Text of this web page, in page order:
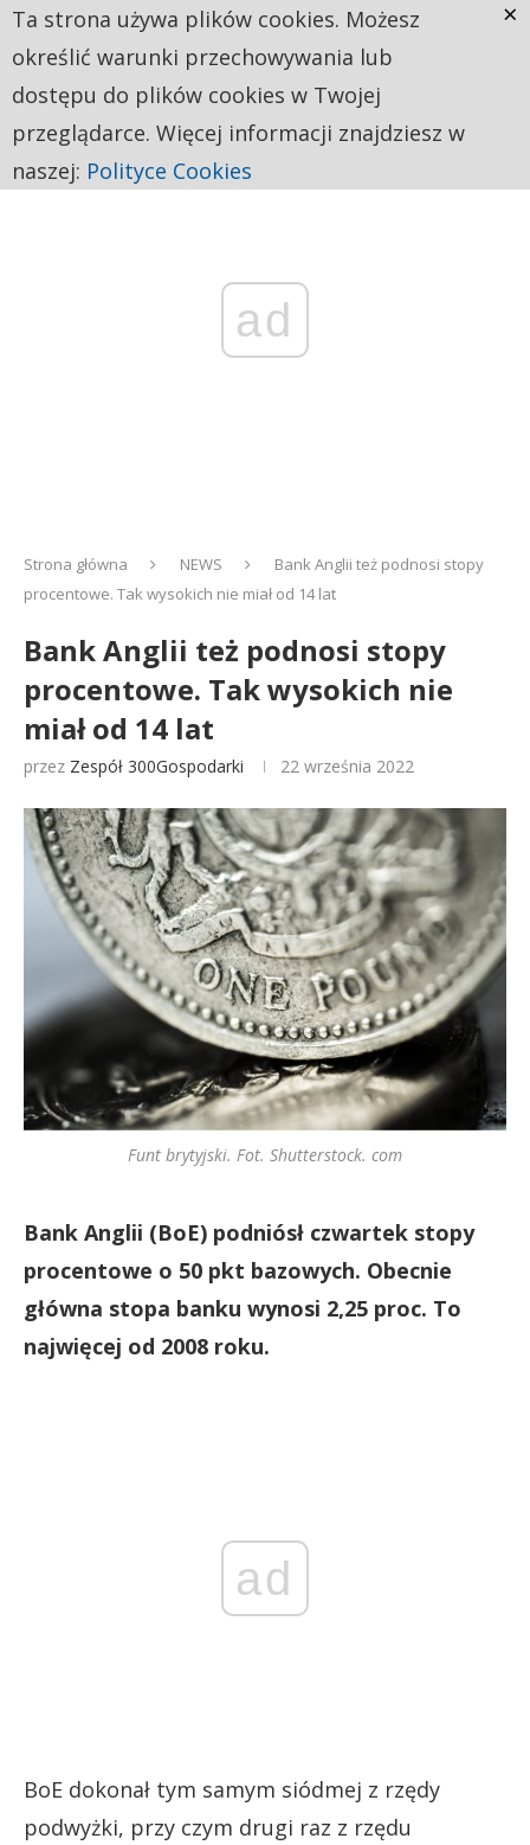
ad
Strona główna NEWS
Bank Anglii też podnosi stopy
procentowe. Tak wysokich nie miał od 14 lat
Bank Anglii też podnosi stopy
procentowe. Tak wysokich nie
miał od 14 lat
przez Zespół 300Gospodarki 22 września 2022
Funt brytyjski. Fot. Shutterstock. com
Bank Anglii (BoE) podniósł czwartek stopy
procentowe o 50 pkt bazowych. Obecnie
główna stopa banku wynosi 2,25 proc. To
najwięcej od 2008 roku.
ad
BoE dokonał tym samym siódmej z rzędy
podwyżki, przy czym drugi raz z rzędu
Ta strona używa plików cookies. Możesz
określić warunki przechowywania lub
dostępu do plików cookies w Twojej
przeglądarce. Więcej informacji znajdziesz w
naszej: Polityce Cookies
×